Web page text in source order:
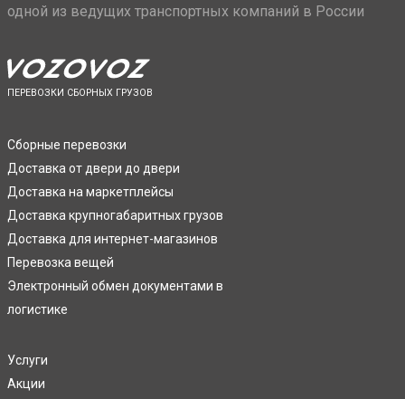
одной из ведущих транспортных компаний в России
ПЕРЕВОЗКИ СБОРНЫХ ГРУЗОВ
Сборные перевозки
Доставка от двери до двери
Доставка на маркетплейсы
Доставка крупногабаритных грузов
Доставка для интернет-магазинов
Перевозка вещей
Электронный обмен документами в
логистике
Услуги
Акции